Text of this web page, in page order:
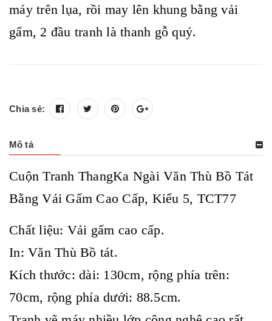
máy trên lụa, rồi may lên khung bằng vải
gấm, 2 đầu tranh là thanh gỗ quý.
Chia sẻ:
Mô tả
Cuộn Tranh ThangKa Ngài Văn Thù Bồ Tát
Bằng Vải Gấm Cao Cấp, Kiểu 5, TCT77
Chất liệu: Vải gấm cao cấp.
In: Văn Thù Bồ tát.
Kích thước: dài: 130cm, rộng phía trên:
70cm, rộng phía dưới: 88.5cm.